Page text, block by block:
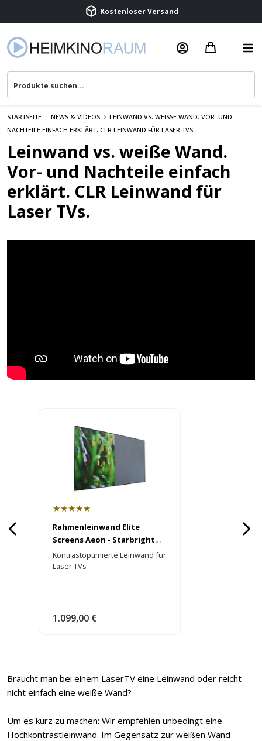
Kostenloser Versand
Beratung & Service
STARTSEITE NEWS & VIDEOS
LEINWAND VS. WEISSE WAND. VOR- UND N
ACHTEILE EINFACH ERKLÄRT. CLR LEINWAND FÜR LASER TVS.
Leinwand vs. weiße Wand.
Vor- und Nachteile einfach
erklärt. CLR Leinwand für
Laser TVs.
★★★★★
Rahmenleinwand Elite
Screens Aeon - Starbright
(Edge Free) CLR
Kontrastoptimierte Leinwand für
Laser TVs
1.099,00 €
Braucht man bei einem LaserTV eine Leinwand oder reicht
nicht einfach eine weiße Wand?
Um es kurz zu machen: Wir empfehlen unbedingt eine
Hochkontrastleinwand. Im Gegensatz zur weißen Wand